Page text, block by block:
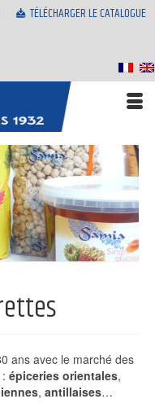
TÉLÉCHARGER LE CATALOGUE
ans avec le marché des
épiceries orientales,
, antillaises…